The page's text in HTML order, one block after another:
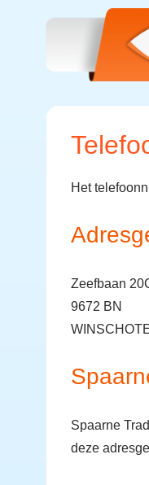
Het
Zeefbaan
9672 BN
Spaarne
deze